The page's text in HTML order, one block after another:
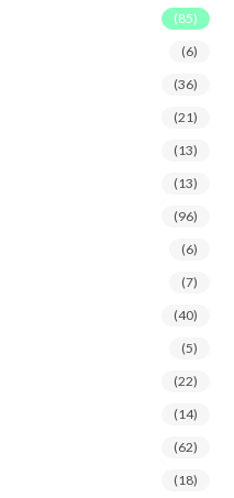
(85)
(6)
(36)
(21)
(13)
(13)
(96)
(6)
(7)
(40)
(5)
(22)
(14)
(62)
(18)